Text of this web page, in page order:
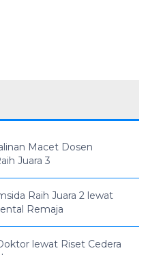
Macet Dosen
Juara 3
Raih Juara 2 lewat
Remaja
lewat Riset Cedera